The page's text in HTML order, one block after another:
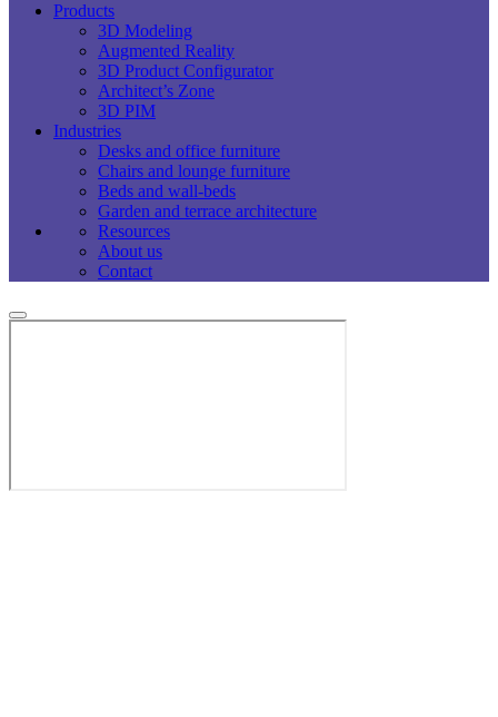
Products
3D Modeling
Augmented Reality
3D Product Configurator
Architect’s Zone
3D PIM
Industries
Desks and office furniture​
Chairs and lounge furniture
Beds and wall-beds
Garden and terrace architecture
Resources
About us
Contact